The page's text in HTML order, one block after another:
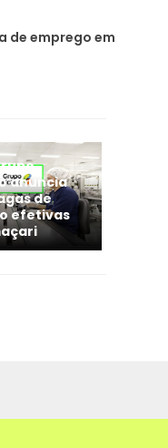
de emprego em
anuncia
de
efetivas